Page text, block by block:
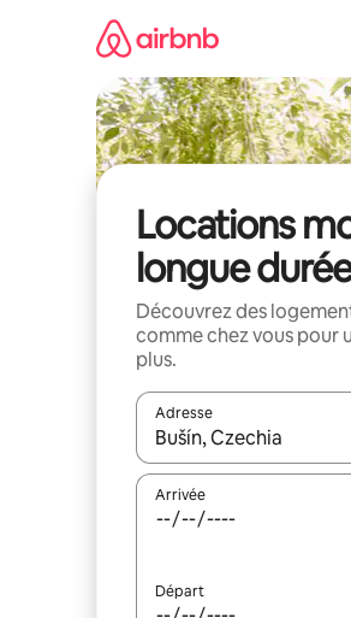
Locations
longue
Découvrez des
comme chez vous pour
plus.
Adresse
Lorsque les résultats
Arrivée
Départ